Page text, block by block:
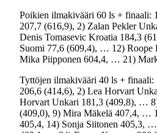
Poikien ilmakivääri 60 ls + finaali:
207,7 (616,9), 2) Zalan Pekler
Denis Tomasevic Kroatia 184,3
Suomi 77,6 (609,4), … 12)
Mika Piipponen 604,4, … 21)
Tyttöjen ilmakivääri 40 ls +
206,6 (414,6), 2) Lea Horvart
Horvart Unkari 181,3 (409,8), …
(409,0), 9) Mira Mäkelä 407,4, …
405,4, 14) Sonja Siitonen 405,3,